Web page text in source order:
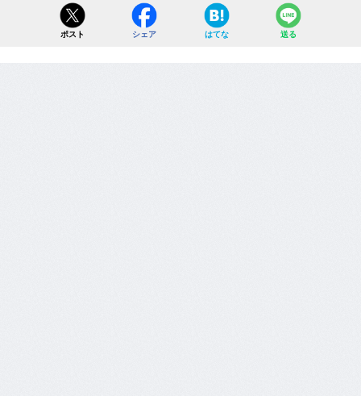
ポスト シェア はてな 送る